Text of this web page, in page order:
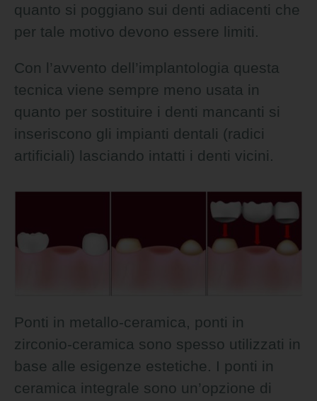
quanto si poggiano sui denti adiacenti che
per tale motivo devono essere limiti.
Con l’avvento dell’implantologia questa
tecnica viene sempre meno usata in
quanto per sostituire i denti mancanti si
inseriscono gli impianti dentali (radici
artificiali) lasciando intatti i denti vicini.
Ponti in metallo-ceramica, ponti in
zirconio-ceramica sono spesso utilizzati in
base alle esigenze estetiche. I ponti in
ceramica integrale sono un’opzione di